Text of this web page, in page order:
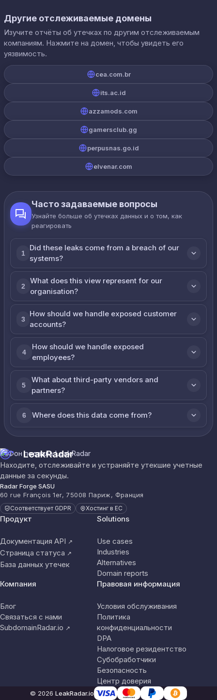
Другие отслеживаемые домены
Изучите отчёты об утечках по другим отслеживаемым
компаниям. Нажмите на домен, чтобы увидеть его
уязвимость.
cea.com.br
its.ac.id
azzamods.com
gamersclub.gg
perpusnas.go.id
elvenar.com
Часто задаваемые вопросы
Узнайте больше об утечках данных и о том, как
реагировать
1
Did these leaks come from a breach of our
systems?
2
What does this view represent for our
organisation?
3
How should we handle exposed customer
accounts?
4
How should we handle exposed
employees?
5
What about third-party vendors and
partners?
6 Where does this data come from?
LeakRadar
Находите, отслеживайте и устраняйте утекшие учетные
данные за секунды.
Radar Forge SASU
60 rue François 1er, 75008 Париж, Франция
Соответствует GDPR Хостинг в ЕС
Продукт
Документация API ↗
Страница статуса ↗
База данных утечек
Solutions
Use cases
Industries
Alternatives
Domain reports
Компания
Блог
Связаться с нами
SubdomainRadar.io ↗
Правовая информация
Условия обслуживания
Политика
конфиденциальности
DPA
Налоговое резидентство
Субобработчики
Безопасность
Центр доверия
© 2026 LeakRadar.io